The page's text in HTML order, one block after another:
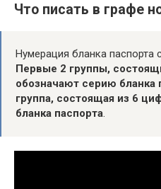
Что писать в графе
Нумерация бланка паспорта
Первые 2 группы,
обозначают серию бланка
группа, состоящая из 6
бланка паспорта.